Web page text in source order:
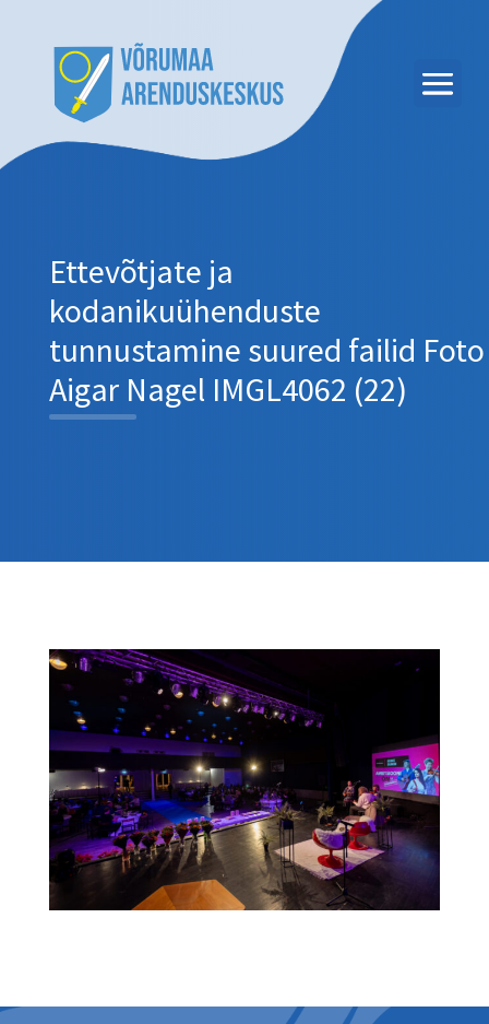
Ettevõtjate ja
kodanikuühenduste
tunnustamine suured failid Foto
Aigar Nagel IMGL4062 (22)